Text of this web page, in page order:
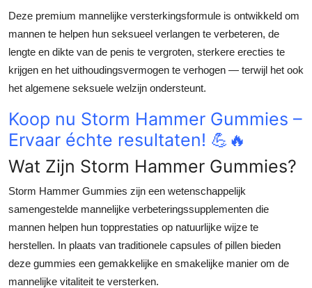
Real Estate
General
How To
Support Number
Deze premium mannelijke versterkingsformule is ontwikkeld om
mannen te helpen hun seksueel verlangen te verbeteren, de
lengte en dikte van de penis te vergroten, sterkere erecties te
krijgen en het uithoudingsvermogen te verhogen — terwijl het ook
het algemene seksuele welzijn ondersteunt.
Koop nu Storm Hammer Gummies –
Ervaar échte resultaten! 💪🔥
Wat Zijn Storm Hammer Gummies?
Storm Hammer Gummies zijn een wetenschappelijk
samengestelde mannelijke verbeteringssupplementen die
mannen helpen hun topprestaties op natuurlijke wijze te
herstellen. In plaats van traditionele capsules of pillen bieden
deze gummies een gemakkelijke en smakelijke manier om de
mannelijke vitaliteit te versterken.